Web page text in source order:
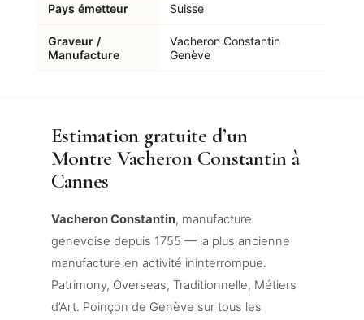
Pays émetteur Suisse
Graveur /
Manufacture
Vacheron Constantin
Genève
Estimation gratuite d’un
Montre Vacheron Constantin à
Cannes
Vacheron Constantin, manufacture
genevoise depuis 1755 — la plus ancienne
manufacture en activité ininterrompue.
Patrimony, Overseas, Traditionnelle, Métiers
d’Art. Poinçon de Genève sur tous les